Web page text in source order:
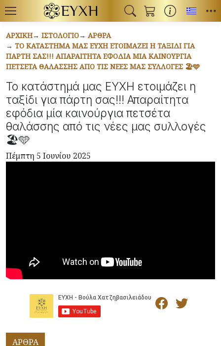
ΑΡΧΙΚΉ ΙΣΤΟΛΌΓΙΟ
ΆΡΘΡΑ
ΤΟ ΚΑΤΆΣΤΗΜΆ ΜΑΣ ΕΥΧΗ ΕΤΟΙΜΆΖΕΙ Η ΤΑΞΊΔΙ ΓΙΑ
ΠΆΡΤΗ ΣΑΣ!!! ΑΠΑΡΑΊΤΗΤΑ ΕΦΌΔΙΑ ΜΊΑ ΚΑΙΝΟΎΡΓΙΑ
ΠΕΤΣΈΤΑ ΘΑΛΆΣΣΗΣ ΑΠΌ ΤΙΣ ΝΈΕΣ ΜΑΣ ΣΥΛΛΟΓΈΣ 🏖️🩵
Το κατάστημά μας ΕΥΧΗ ετοιμάζει η
ταξίδι για πάρτη σας!!! Απαραίτητα
εφόδια μία καινούργια πετσέτα
θαλάσσης από τις νέες μας συλλογές
🏖️🩵
Πέμπτη 5 Ιουνίου 2025
ΑΡΘΡΑ